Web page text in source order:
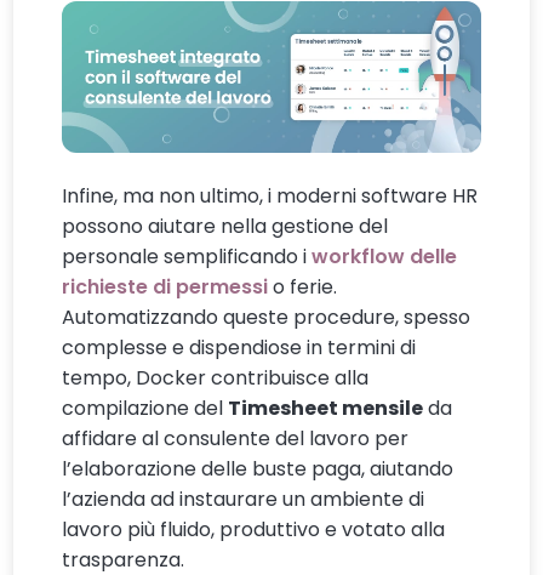
Infine, ma non ultimo, i moderni software HR
possono aiutare nella gestione del
personale semplificando iworkflow delle
richieste di permessio ferie.
Automatizzando queste procedure, spesso
complesse e dispendiose in termini di
tempo, Docker contribuisce alla
compilazione del Timesheet mensileda
affidare al consulente del lavoro per
l’elaborazione delle buste paga, aiutando
l’azienda ad instaurare un ambiente di
lavoro più fluido, produttivo e votato alla
trasparenza.